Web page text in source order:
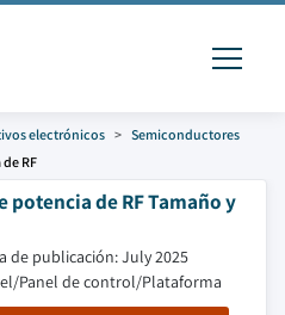
electrónicos
Semiconductores
RF
potencia de RF Tamaño y
de publicación: July 2025
Panel de control/Plataforma